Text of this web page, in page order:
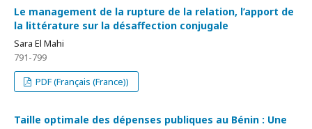
Le management de la rupture de la relation, l’apport de
la littérature sur la désaffection conjugale
Sara El Mahi
791-799
PDF (Français (France))
Taille optimale des dépenses publiques au Bénin : Une